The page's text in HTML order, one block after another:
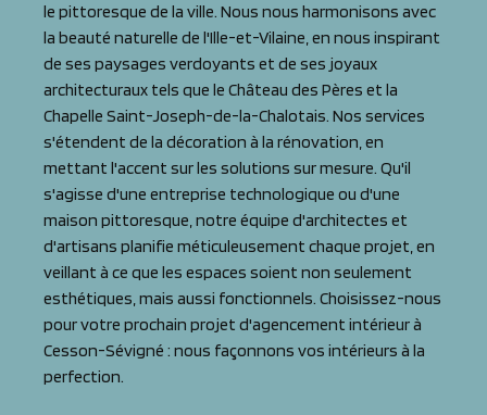
le pittoresque de la ville. Nous nous harmonisons avec
la beauté naturelle de l'Ille-et-Vilaine, en nous inspirant
de ses paysages verdoyants et de ses joyaux
architecturaux tels que le Château des Pères et la
Chapelle Saint-Joseph-de-la-Chalotais. Nos services
s'étendent de la décoration à la rénovation, en
mettant l'accent sur les solutions sur mesure. Qu'il
s'agisse d'une entreprise technologique ou d'une
maison pittoresque, notre équipe d'architectes et
d'artisans planifie méticuleusement chaque projet, en
veillant à ce que les espaces soient non seulement
esthétiques, mais aussi fonctionnels. Choisissez-nous
pour votre prochain projet d'agencement intérieur à
Cesson-Sévigné : nous façonnons vos intérieurs à la
perfection.